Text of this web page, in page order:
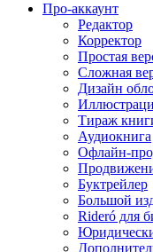
Про-аккаунт
Редактор
Корректор
Простая
Сложная
Дизайн
Тираж
Аудиокнига
Офлайн-
Буктрейлер
Большой
Rideró для